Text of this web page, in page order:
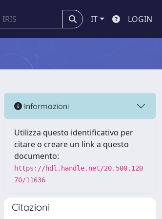
IT LOGIN
Informazioni
Utilizza questo identificativo per
citare o creare un link a questo
documento:
https://hdl.handle.net/20.500.120
70/11636
Citazioni